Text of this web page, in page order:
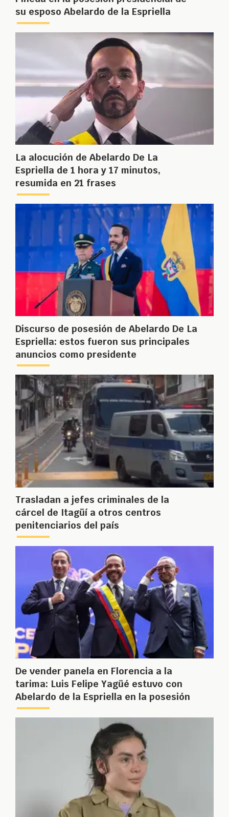
su esposo Abelardo de la Espriella
La alocución de Abelardo De La
Espriella de 1 hora y 17 minutos,
resumida en 21 frases
Discurso de posesión de Abelardo De La
Espriella: estos fueron sus principales
anuncios como presidente
Trasladan a jefes criminales de la
cárcel de Itagüí a otros centros
penitenciarios del país
De vender panela en Florencia a la
tarima: Luis Felipe Yagüé estuvo con
Abelardo de la Espriella en la posesión